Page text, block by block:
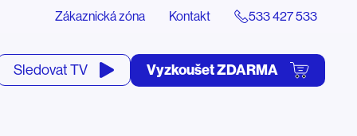
Zákaznická zóna Kontakt 533 427 533
Sledovat TV Vyzkoušet ZDARMA